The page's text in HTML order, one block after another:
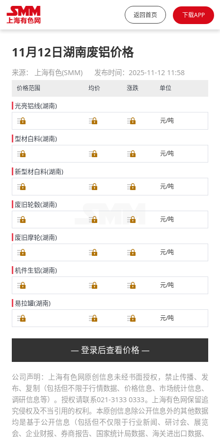
返回首页 下载APP
11月12日湖南废铝价格
来源： 上海有色(SMM) 发布时间：2025-11-12 11:58
价格范围 均价 涨跌 单位
光亮铝线(湖南)
元/吨
型材白料(湖南)
元/吨
新型材白料(湖南)
元/吨
废旧轮毂(湖南)
元/吨
废旧摩轮(湖南)
元/吨
机件生铝(湖南)
元/吨
易拉罐(湖南)
元/吨
— 登录后查看价格 —
公司声明：上海有色网原创信息未经书面授权，禁止传播、发
布、复制（包括但不限于行情数据、价格信息、市场统计信息、
调研信息等）。授权请联系021-3133 0333。上海有色网保留追
究侵权及不当引用的权利。本原创信息除公开信息外的其他数据
均是基于公开信息（包括但不仅限于行业新闻、研讨会、展览
会、企业财报、券商报告、国家统计局数据、海关进出口数据、